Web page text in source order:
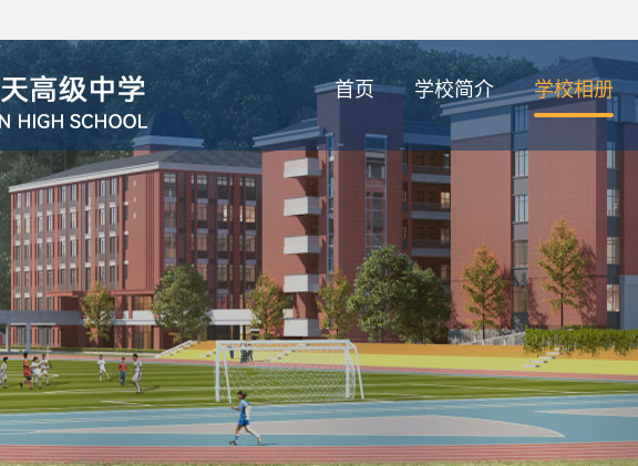
首页 学校简介 学校相册